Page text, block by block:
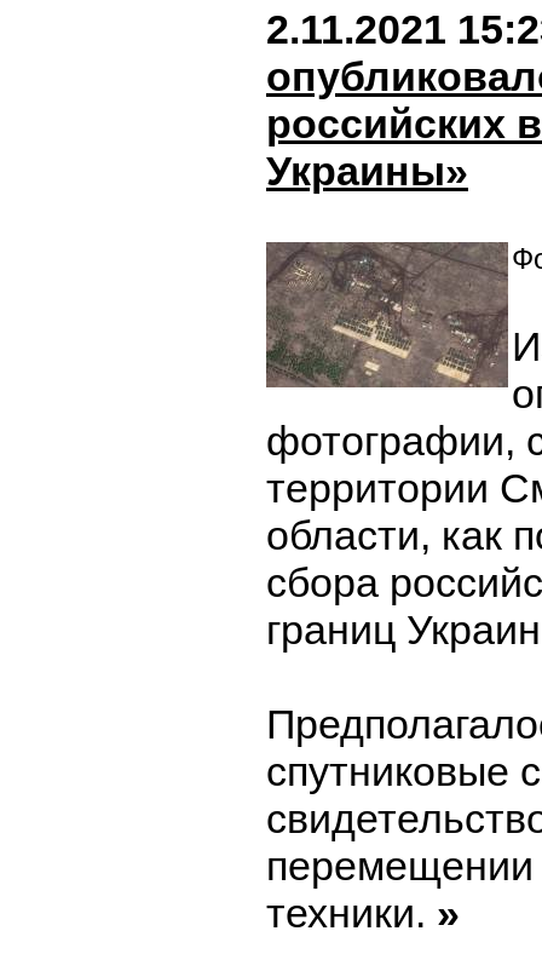
2.11.2021
российских
Украины»
фотографии,
территории
области, как
сбора
границ
спутниковые
техники. »